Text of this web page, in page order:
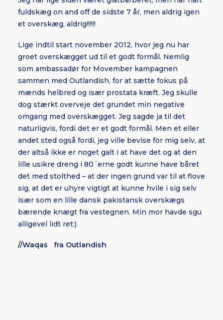
fuldskæg on and off de sidste 7 år, men aldrig igen
et overskæg, aldrig!!!!!!
Lige indtil start november 2012, hvor jeg nu har
groet overskægget ud til et godt formål. Nemlig
som ambassadør for Movember kampagnen
sammen med Outlandish, for at sætte fokus på
mænds helbred og især prostata kræft. Jeg skulle
dog stærkt overveje det grundet min negative
omgang med overskægget. Jeg sagde ja til det
naturligvis, fordi det er et godt formål. Men et eller
andet sted også fordi, jeg ville bevise for mig selv, at
der altså ikke er noget galt i at have det og at den
lille usikre dreng i 80´erne godt kunne have båret
det med stolthed – at der ingen grund var til at flove
sig, at det er uhyre vigtigt at kunne hvile i sig selv
især som en lille dansk pakistansk overskægs
bærende knægt fra vestegnen. Min mor havde sgu
alligevel lidt ret:)
//Waqas fra Outlandish